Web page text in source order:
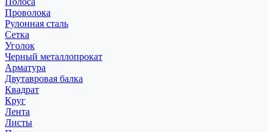
Проволока
Рулонная сталь
Сетка
Уголок
Черный металлопрокат
Арматура
Двутавровая балка
Квадрат
Круг
Лента
Листы